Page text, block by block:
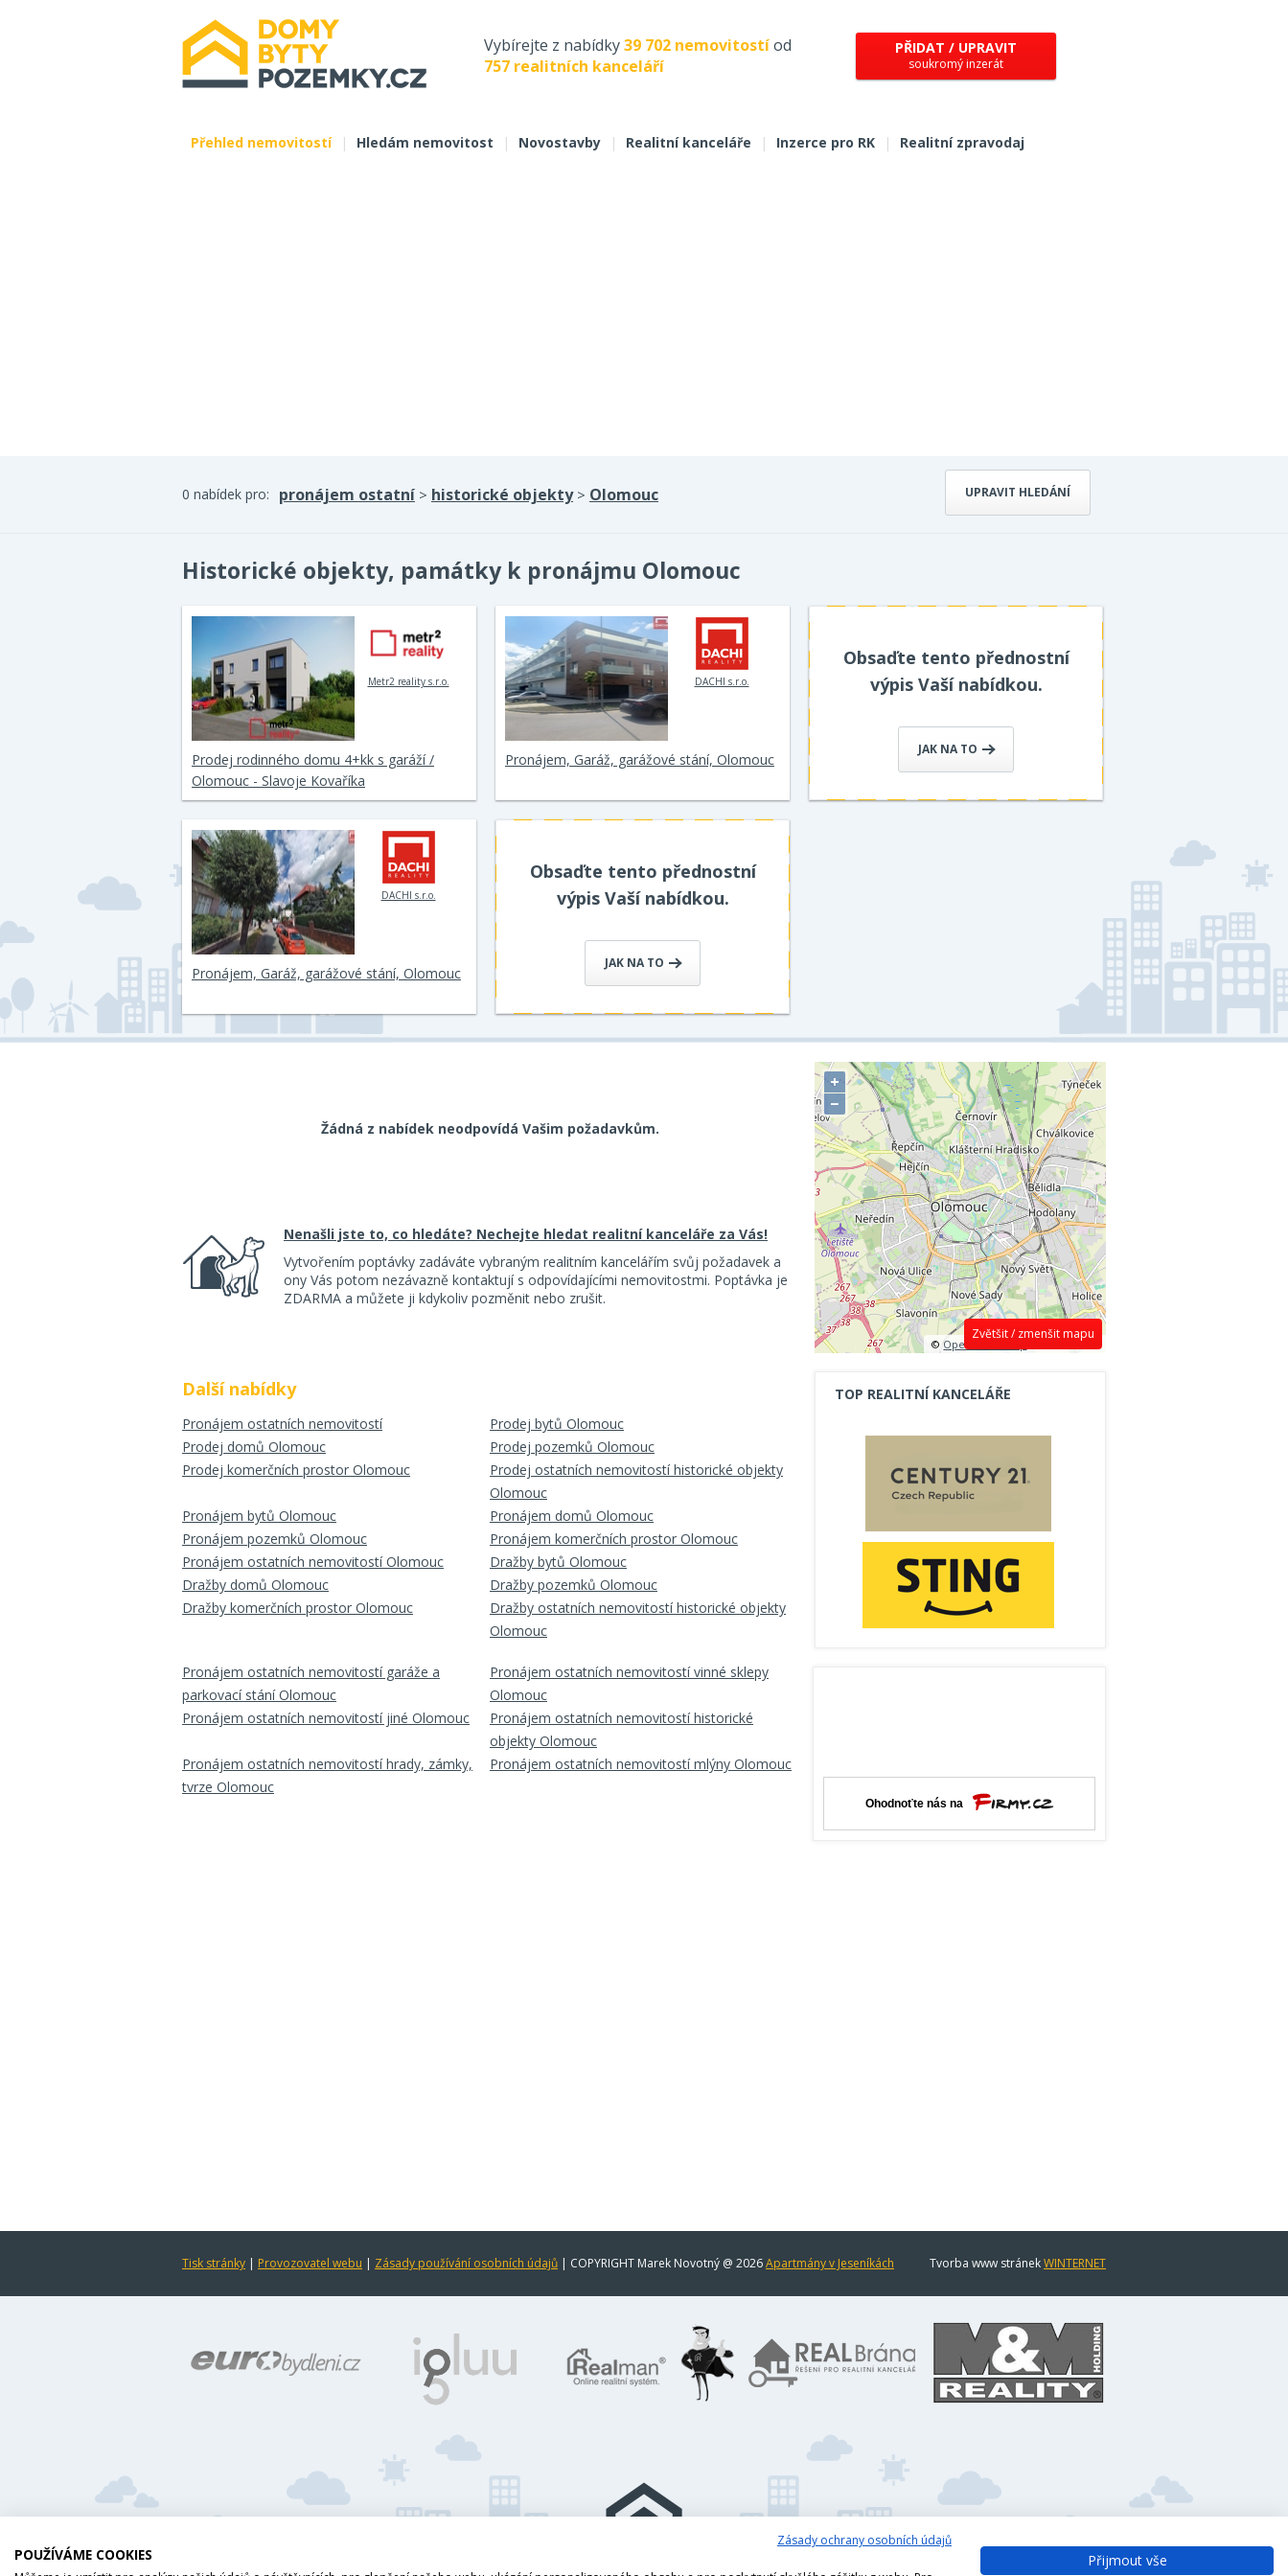
Vybírejte z nabídky39 702 nemovitostíod
757 realitních kanceláří
PŘIDAT / UPRAVIT
soukromý inzerát
Přehled nemovitostí | Hledám nemovitost | Novostavby | Realitní kanceláře | Inzerce pro RK | Realitní zpravodaj
UPRAVIT HLEDÁNÍ
0 nabídek pro: pronájem ostatní > historické objekty> Olomouc
Historické objekty, památky k pronájmu Olomouc
Metr2 reality s.r.o.
Prodej rodinného domu 4+kk s garáží /
Olomouc - Slavoje Kovaříka
DACHI s.r.o.
Pronájem, Garáž, garážové stání, Olomouc
Obsaďte tento přednostní
výpis Vaší nabídkou.
JAK NA TO
DACHI s.r.o.
Pronájem, Garáž, garážové stání, Olomouc
Obsaďte tento přednostní
výpis Vaší nabídkou.
JAK NA TO
Žádná z nabídek neodpovídá Vašim požadavkům.
Nenašli jste to, co hledáte? Nechejte hledat realitní kanceláře za Vás!
Vytvořením poptávky zadáváte vybraným realitním kancelářím svůj požadavek a
ony Vás potom nezávazně kontaktují s odpovídajícími nemovitostmi. Poptávka je
ZDARMA a můžete ji kdykoliv pozměnit nebo zrušit.
Další nabídky
Pronájem ostatních nemovitostí
Prodej bytů Olomouc
Prodej domů Olomouc
Prodej pozemků Olomouc
Prodej komerčních prostor Olomouc
Prodej ostatních nemovitostí historické objekty
Olomouc
Pronájem bytů Olomouc
Pronájem domů Olomouc
Pronájem pozemků Olomouc
Pronájem komerčních prostor Olomouc
Pronájem ostatních nemovitostí Olomouc
Dražby bytů Olomouc
Dražby domů Olomouc
Dražby pozemků Olomouc
Dražby komerčních prostor Olomouc
Dražby ostatních nemovitostí historické objekty
Olomouc
Pronájem ostatních nemovitostí garáže a
parkovací stání Olomouc
Pronájem ostatních nemovitostí vinné sklepy
Olomouc
Pronájem ostatních nemovitostí jiné Olomouc
Pronájem ostatních nemovitostí historické
objekty Olomouc
Pronájem ostatních nemovitostí hrady, zámky,
tvrze Olomouc
Pronájem ostatních nemovitostí mlýny Olomouc
Zvětšit / zmenšit mapu
+
−
©OpenStreetMap contributors.
TOP REALITNÍ KANCELÁŘE
Tisk stránky | Provozovatel webu | Zásady používání osobních údajů | COPYRIGHT Marek Novotný @ 2026Apartmány v Jeseníkách Tvorba www stránekWINTERNET
Zásady ochrany osobních údajů
POUŽÍVÁME COOKIES Přijmout vše